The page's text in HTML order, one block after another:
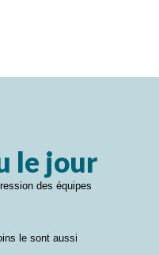
le jour
des équipes
le sont aussi